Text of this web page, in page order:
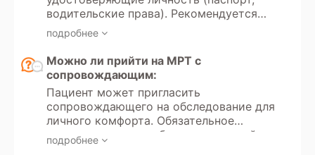
брекетов и наличие зубных имплантов
не является противопоказанием для
МРТ, так как они обычно не влияют на
металлические компоненты могут
немного искажать изображения,
особенно если исследуется область
головы и шеи. Важно предупредить
оператора о наличии брекетов или
имплантов, чтобы он учел возможные
артефакты. Наличие кардиостимулятора
водительские права). Рекомендуется
иметь направление врача с указанием
цели обследования и минимальных
требований к протоколам. Для оценки
динамики состояния следует принести
результаты предыдущих обследований.
подробнее
Можно ли прийти на МРТ с
сопровождающим:
Пациент может пригласить
сопровождающего на обследование для
личного комфорта. Обязательное
сопровождение требуется для детей и
подростков до 18 лет. Также
подробнее